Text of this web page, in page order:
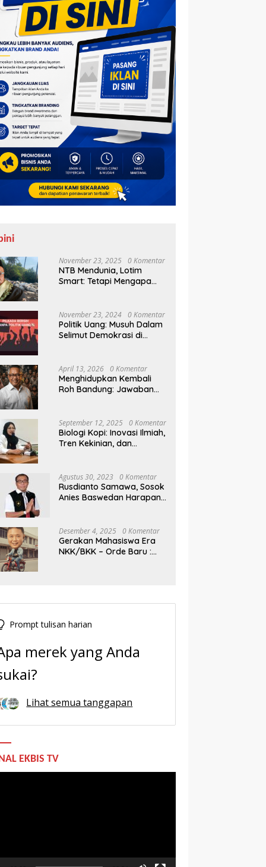
November 23, 2025 0 Komentar
NTB Mendunia, Lotim
Smart: Tetapi Mengapa
November 23, 2024 0 Komentar
Politik Uang: Musuh Dalam
Selimut Demokrasi di
April 13, 2026 0 Komentar
Menghidupkan Kembali
Roh Bandung: Jawaban
September 12, 2025 0 Komentar
Biologi Kopi: Inovasi Ilmiah,
Tren Kekinian, dan
Agraria
Agustus 30, 2023 0 Komentar
Rusdianto Samawa, Sosok
Anies Baswedan Harapan
Desember 4, 2025 0 Komentar
Gerakan Mahasiswa Era
NKK/BKK – Orde Baru :
Prompt tulisan harian
merek yang Anda
Lihat semua tanggapan
EKBIS TV